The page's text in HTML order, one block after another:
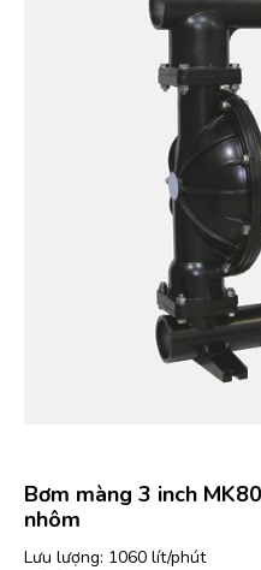
Bơm màng 3 inch
nhôm
Lưu lượng: 1060 lít/phút